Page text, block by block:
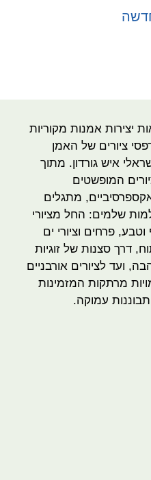
יצירות אמנות מקוריות
ציורים של האמן
איש גורדון. מתוך
המופשטים
מתגלים
שלמים: החל מציורי
וטבע, פרחים וציורי ים
דרך סצנות של זוגיות
ועד לציורים אורבניים
מרתקות המזמינות
עמוקה.